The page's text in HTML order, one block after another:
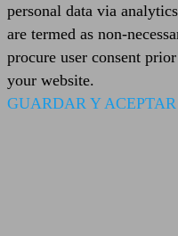
personal data via
are termed as non-
procure user consent
your website.
GUARDAR Y ACEPTAR